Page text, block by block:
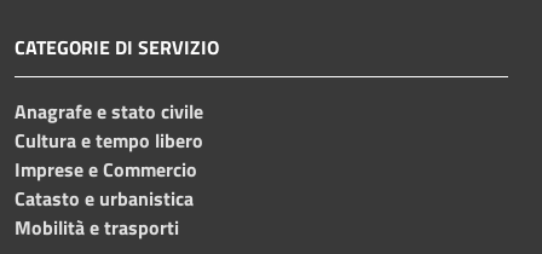
CATEGORIE DI SERVIZIO
Anagrafe e stato civile
Cultura e tempo libero
Imprese e Commercio
Catasto e urbanistica
Mobilità e trasporti